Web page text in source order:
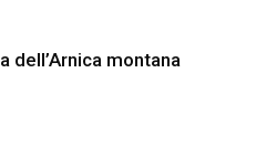
dell’Arnica montana